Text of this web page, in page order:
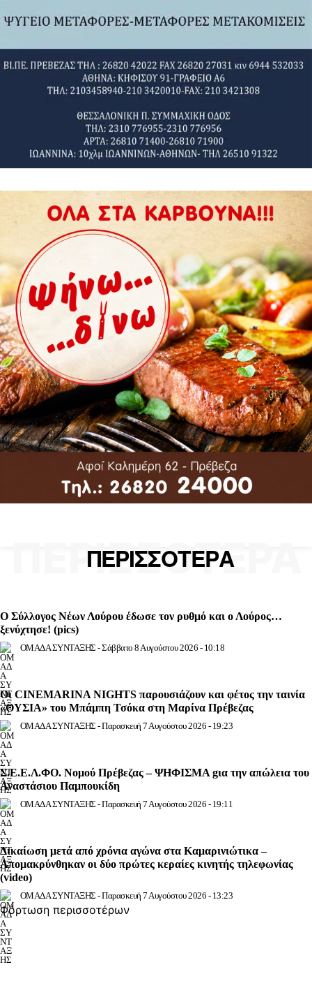
ΠΕΡΙΣΣΟΤΕΡΑ
ΠΕΡΙΣΣΟΤΕΡΑ
Ο Σύλλογος Νέων Λούρου έδωσε τον ρυθμό και ο Λούρος…
ξενύχτησε! (pics)
ΟΜΑΔΑ ΣΥΝΤΑΞΗΣ -Σάββατο 8 Αυγούστου 2026 - 10:18
Οι CINEMARINA NIGHTS παρουσιάζουν και φέτος την ταινία
«ΘΥΣΙΑ» του Μπάμπη Τσόκα στη Μαρίνα Πρέβεζας
ΟΜΑΔΑ ΣΥΝΤΑΞΗΣ -Παρασκευή 7 Αυγούστου 2026 - 19:23
Σ.Ε.Ε.Λ.ΦΟ. Νομού Πρέβεζας – ΨΗΦΙΣΜΑ gια την απώλεια του
Αναστάσιου Παμπουκίδη
ΟΜΑΔΑ ΣΥΝΤΑΞΗΣ -Παρασκευή 7 Αυγούστου 2026 - 19:11
Δικαίωση μετά από χρόνια αγώνα στα Καμαρινιώτικα –
Απομακρύνθηκαν οι δύο πρώτες κεραίες κινητής τηλεφωνίας
(video)
ΟΜΑΔΑ ΣΥΝΤΑΞΗΣ -Παρασκευή 7 Αυγούστου 2026 - 13:23
Φόρτωση περισσοτέρων